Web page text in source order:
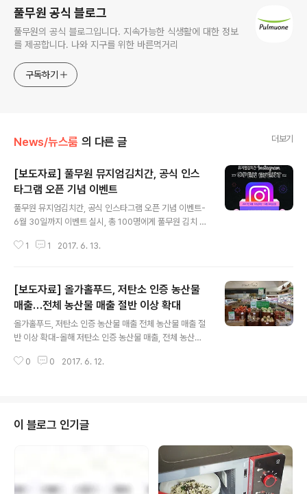
풀무원 공식 블로그
풀무원의 공식 블로그입니다. 지속가능한 식생활에 대한 정보
를 제공합니다. 나와 지구를 위한 바른먹거리
구독하기
News/뉴스룸 의 다른 글 더보기
[보도자료] 풀무원 뮤지엄김치간, 공식 인스
타그램 오픈 기념 이벤트
풀무원 뮤지엄김치간, 공식 인스타그램 오픈 기념 이벤트-
6월 30일까지 이벤트 실시, 총 100명에게 풀무원 김치 제
콘텐츠로 고객들과 적극 소통, 한국의 김치와 김장문화 전
w.kimchikan.com)은 공식 인스타그램을 오픈하고 풀무
원 김치 제품, 김치 도서 등 다양한 경품을 증정하는 이벤트
를 연다고 13일 밝혔다. 이벤트는 6월 30일(금)까지 진행
하며, 인스타그램을 이용하는 사람이면 누구나 참여할 수
있다.참여 방법은 인스타그램에서 뮤지엄김치간(@muse
umkimchikan)을 팔로잉한 후 댓글에 본인이 좋아하는
1 1 2017. 6. 13.
[보도자료] 올가홀푸드, 저탄소 인증 농산물
매출…전체 농산물 매출 절반 이상 확대
올가홀푸드, 저탄소 인증 농산물 매출 전체 농산물 매출 절
반 이상 확대-올해 저탄소 인증 농산물 매출, 전체 농산물
177곳에서 올해 233곳으로 확대 - 가족 건강 넘어 다음
의절반 이상으로 확대하기로 했다. 올가홀푸드는 (대표 남
제안, 이하 올가) 환경의 달을 맞아 올해 저탄소 인증 제품
의 판매 목표를 전체 농산물 매출의 절반 이상인 51%(167
억원)로 확대하겠다고 12일 발표했다. 이는 지난해(123억
원) 대비 36% 늘어난 수치다. 저탄소 인증 협력 농가도..
0 0 2017. 6. 12.
이 블로그 인기글